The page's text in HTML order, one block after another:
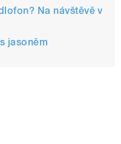
Na návštěvě v
jasoněm